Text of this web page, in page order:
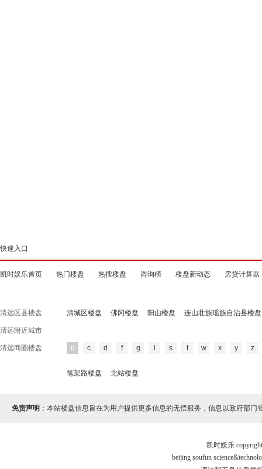
快速入口
凯时娱乐首页 热门楼盘 热搜楼盘 咨询榜 楼盘新动态 房贷计算器
清远区县楼盘 清城区楼盘 佛冈楼盘 阳山楼盘 连山壮族瑶族自治县楼盘
清远附近城市
清远商圈楼盘 b c d f g s t w x y z
笔架路楼盘 北站楼盘
免责声明 ：本站楼盘信息旨在为用户提供更多信息的无偿服务，信息以政府部门
凯时娱乐
beijing soufun